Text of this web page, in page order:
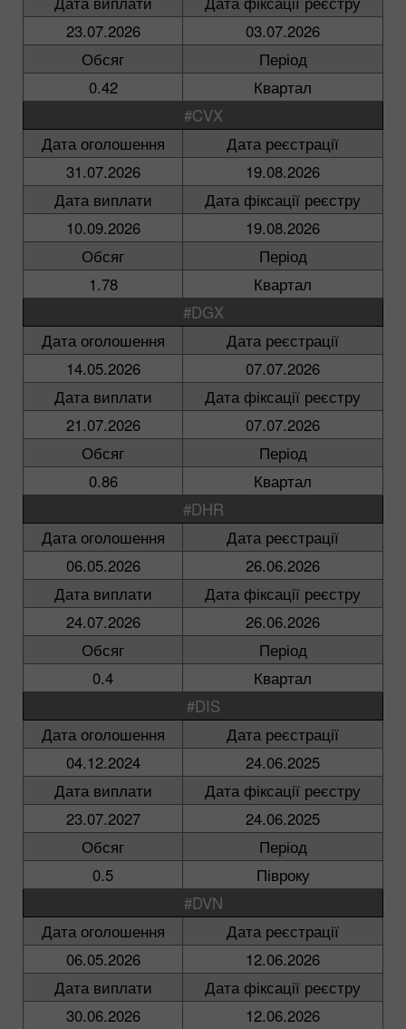
23.07.2026
03.07.2026
Обсяг
Період
0.42
Квартал
#CVX
Дата оголошення
Дата реєстрації
31.07.2026
19.08.2026
Дата виплати
Дата фіксації реєстру
10.09.2026
19.08.2026
Обсяг
Період
1.78
Квартал
#DGX
Дата оголошення
Дата реєстрації
14.05.2026
07.07.2026
Дата виплати
Дата фіксації реєстру
21.07.2026
07.07.2026
Обсяг
Період
0.86
Квартал
#DHR
Дата оголошення
Дата реєстрації
06.05.2026
26.06.2026
Дата виплати
Дата фіксації реєстру
24.07.2026
26.06.2026
Обсяг
Період
0.4
Квартал
#DIS
Дата оголошення
Дата реєстрації
04.12.2024
24.06.2025
Дата виплати
Дата фіксації реєстру
23.07.2027
24.06.2025
Обсяг
Період
0.5
Півроку
#DVN
Дата оголошення
Дата реєстрації
06.05.2026
12.06.2026
Дата виплати
Дата фіксації реєстру
30.06.2026
12.06.2026